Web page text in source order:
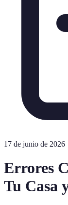
17 de junio de 2026
Errores
Tu Casa